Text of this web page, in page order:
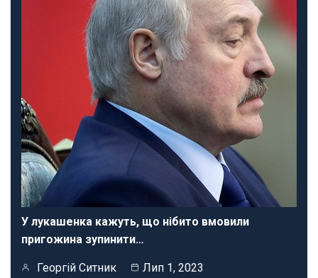
У лукашенка кажуть, що нібито вмовили
пригожина зупинити…
Георгій Ситник Лип 1, 2023